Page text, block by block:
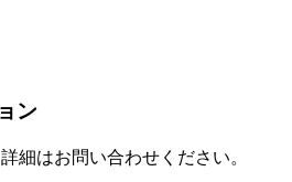
ン
細はお問い合わせください。